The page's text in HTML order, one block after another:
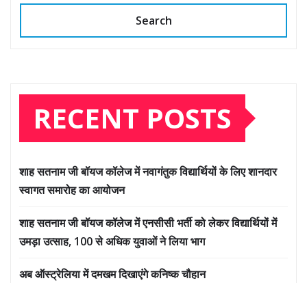
Search
RECENT POSTS
शाह सतनाम जी बॉयज कॉलेज में नवागंतुक विद्यार्थियों के लिए शानदार
स्वागत समारोह का आयोजन
शाह सतनाम जी बॉयज कॉलेज में एनसीसी भर्ती को लेकर विद्यार्थियों में
उमड़ा उत्साह, 100 से अधिक युवाओं ने लिया भाग
अब ऑस्ट्रेलिया में दमखम दिखाएंगे कनिष्क चौहान